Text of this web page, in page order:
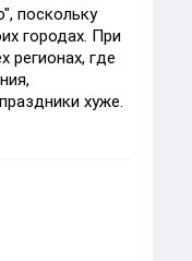
поскольку
городах. При
регионах, где
хуже.